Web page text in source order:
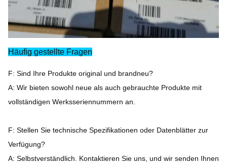
Häufig gestellte Fragen
F: Sind Ihre Produkte original und brandneu?
A: Wir bieten sowohl neue als auch gebrauchte Produkte mit
vollständigen Werksseriennummern an.
F: Stellen Sie technische Spezifikationen oder Datenblätter zur
Verfügung?
A: Selbstverständlich. Kontaktieren Sie uns, und wir senden Ihnen